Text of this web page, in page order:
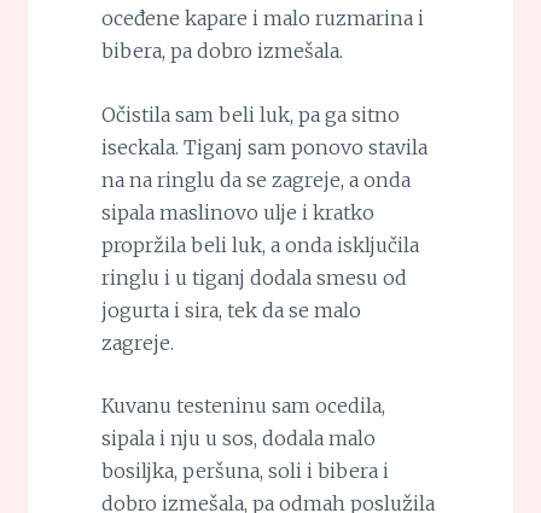
oceđene kapare i malo ruzmarina i
bibera, pa dobro izmešala.
Očistila sam beli luk, pa ga sitno
iseckala. Tiganj sam ponovo stavila
na na ringlu da se zagreje, a onda
sipala maslinovo ulje i kratko
propržila beli luk, a onda isključila
ringlu i u tiganj dodala smesu od
jogurta i sira, tek da se malo
zagreje.
Kuvanu testeninu sam ocedila,
sipala i nju u sos, dodala malo
bosiljka, peršuna, soli i bibera i
dobro izmešala, pa odmah poslužila